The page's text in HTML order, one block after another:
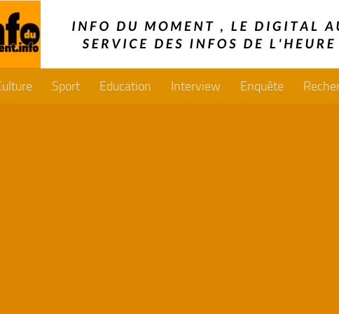
Sport Education Interview Enquête